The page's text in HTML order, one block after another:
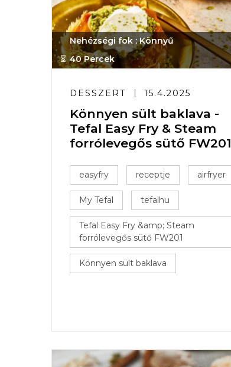
Nehézségi fok : Könnyű
40 Percek
DESSZERT 15.4.2025
Könnyen sült baklava -
Tefal Easy Fry & Steam
forrólevegős sütő FW201
easyfry receptje airfryer
My Tefal tefalhu
Tefal Easy Fry &amp; Steam
forrólevegős sütő FW201
Könnyen sült baklava